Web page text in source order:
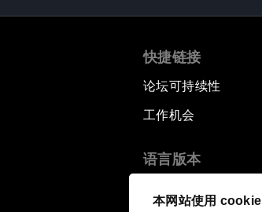
本网站使用 cookie
快捷链接
论坛可持续性
工作机会
语言版本